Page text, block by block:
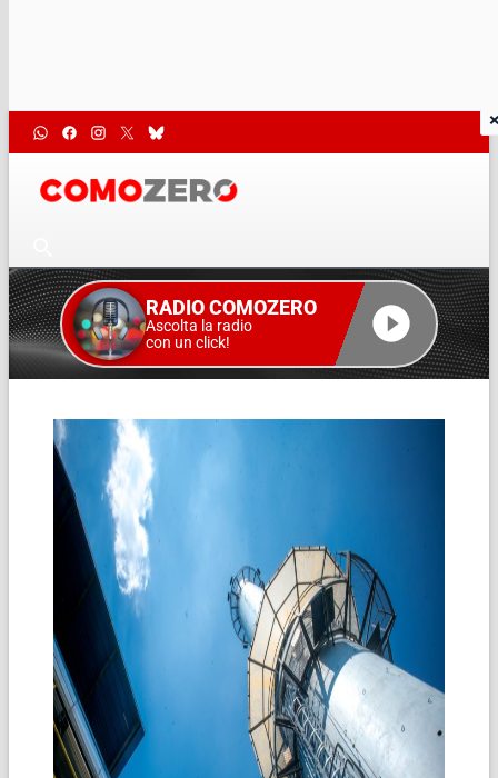
RADIO COMOZERO
Ascolta la radio
con un click!